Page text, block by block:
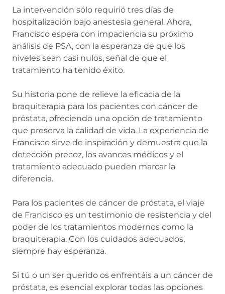
La intervención sólo requirió tres días de
hospitalización bajo anestesia general. Ahora,
Francisco espera con impaciencia su próximo
análisis de PSA, con la esperanza de que los
niveles sean casi nulos, señal de que el
tratamiento ha tenido éxito.
Su historia pone de relieve la eficacia de la
braquiterapia para los pacientes con cáncer de
próstata, ofreciendo una opción de tratamiento
que preserva la calidad de vida. La experiencia de
Francisco sirve de inspiración y demuestra que la
detección precoz, los avances médicos y el
tratamiento adecuado pueden marcar la
diferencia.
Para los pacientes de cáncer de próstata, el viaje
de Francisco es un testimonio de resistencia y del
poder de los tratamientos modernos como la
braquiterapia. Con los cuidados adecuados,
siempre hay esperanza.
Si tú o un ser querido os enfrentáis a un cáncer de
próstata, es esencial explorar todas las opciones